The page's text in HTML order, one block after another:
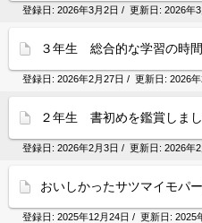
登録日: 2026年3月2日 / 更新日: 2026年
３年生 総合的な学習の時間
登録日: 2026年2月27日 / 更新日: 2026
２年生 書初めを鑑賞しま
登録日: 2026年2月3日 / 更新日: 2026年
おいしかったサツマイモパ
登録日: 2025年12月24日 / 更新日: 2025